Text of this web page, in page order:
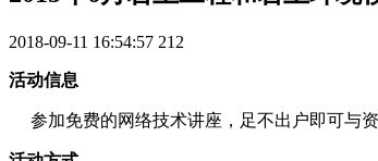
2018-09-11 16:54:57 212
活动信息
参加免费的网络技术讲座，足不出户即可与